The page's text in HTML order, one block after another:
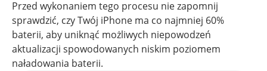
Przed wykonaniem tego procesu nie zapomnij
sprawdzić, czy Twój iPhone ma co najmniej 60%
baterii, aby uniknąć możliwych niepowodzeń
aktualizacji spowodowanych niskim poziomem
naładowania baterii.